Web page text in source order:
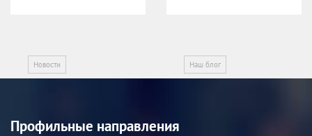
Новости Наш блог
Профильные направления